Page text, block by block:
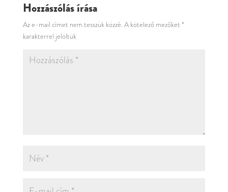
Hozzászólás írása
Az e-mail címet nem tesszük közzé. A kötelező mezőket *
karakterrel jelöltük